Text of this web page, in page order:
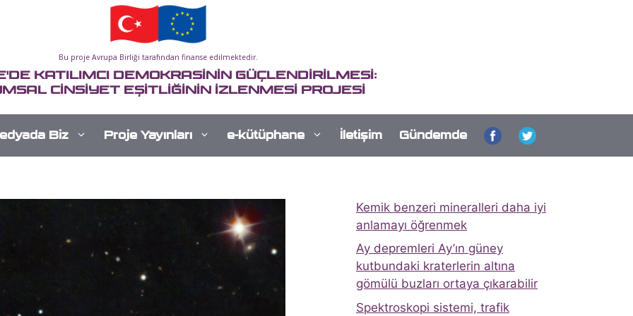
Bu proje Avrupa Birliği tarafından finanse edilmektedir.
KATILIMCI DEMOKRASİNİN GÜÇLENDİRİLMESİ:
CİNSİYET EŞİTLİĞİNİN İZLENMESİ PROJESİ
Biz Proje Yayınları e-kütüphane İletişim Gündemde
Kemik benzeri mineralleri daha iyi
anlamayı öğrenmek
Ay depremleri Ay’ın güney
kutbundaki kraterlerin altına
gömülü buzları ortaya çıkarabilir
Spektroskopi sistemi, trafik